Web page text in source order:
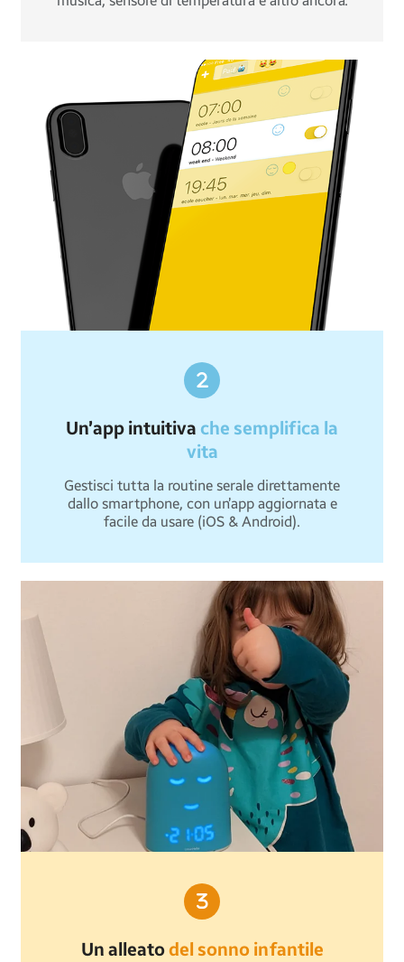
Un’app intuitiva che semplifica la
vita
Gestisci tutta la routine serale direttamente
dallo smartphone, con un’app aggiornata e
facile da usare (iOS & Android).
Un alleatodel sonno infantile